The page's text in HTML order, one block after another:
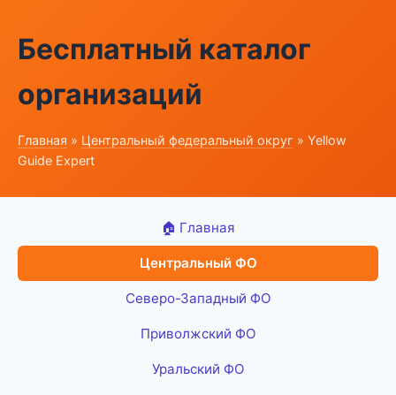
Бесплатный каталог
организаций
Главная » Центральный федеральный округ » Yellow
Guide Expert
🏠 Главная
Центральный ФО
Северо-Западный ФО
Приволжский ФО
Уральский ФО